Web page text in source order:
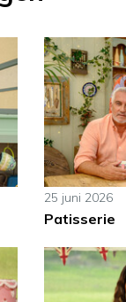
25 juni 2026
Patisserie